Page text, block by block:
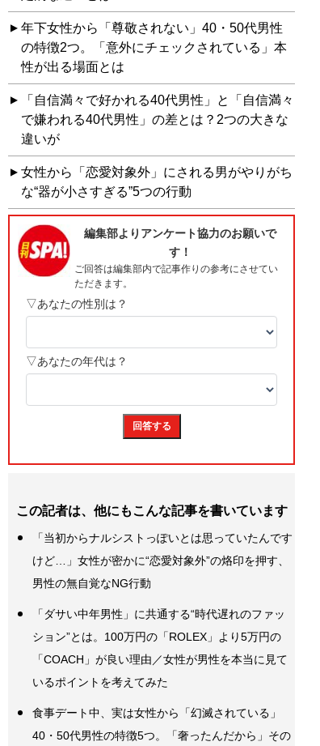
年下女性から「尊敬されない」40・50代男性
の特徴2つ。「意外にチェックされている」本
性が出る場面とは
「自信満々で好かれる40代男性」と「自信満々
で嫌われる40代男性」の差とは？2つの大きな
違いが
女性から「恋愛対象外」にされる男がやりがち
な“器が小さすぎる”5つの行動
この記者は、他にもこんな記事を書いています
「当初からナルシストっぽいとは思っていたんです
けど…」女性が密かに“恋愛対象外”の烙印を押す、
男性の無自覚なNG行動
「ダサい中年男性」に共通する“時代遅れのファッ
ション”とは。100万円の「ROLEX」より5万円の
「COACH」が良い理由／女性が男性を本当に見て
いるポイントを考えてみた
食事デート中、実は女性から「幻滅されている」
40・50代男性の特徴5つ。「奢ったんだから」その